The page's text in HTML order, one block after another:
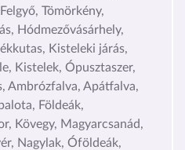
Tömörkény,
Hódmezővásárhely,
Kisteleki járás,
Kistelek, Ópusztaszer,
Ambrózfalva, Apátfalva,
Földeák,
Kövegy, Magyarcsanád,
Nagylak, Óföldeák,